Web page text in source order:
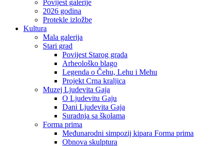
Povijest galerije
2026 godina
Protekle izložbe
Kultura
Mala galerija
Stari grad
Povijest Starog grada
Arheološko blago
Legenda o Čehu, Lehu i Mehu
Projekt Crna kraljica
Muzej Ljudevita Gaja
O Ljudevitu Gaju
Dani Ljudevita Gaja
Suradnja sa školama
Forma prima
Međunarodni simpozij kipara Forma prima
Obnova skulptura